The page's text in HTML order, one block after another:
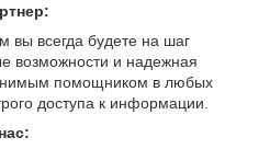
всегда будете на шаг
возможности и надежная
помощником в любых
доступа к информации.